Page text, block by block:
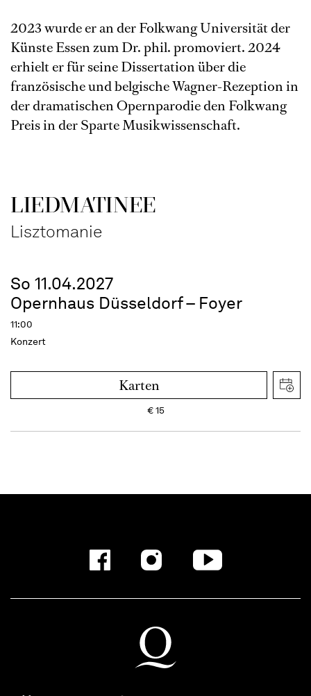
2023 wurde er an der Folkwang Universität der
Künste Essen zum Dr. phil. promoviert. 2024
erhielt er für seine Dissertation über die
französische und belgische Wagner-Rezeption in
der dramatischen Opernparodie den Folkwang
Preis in der Sparte Musikwissenschaft.
LIEDMATINEE
Lisztomanie
So 11.04.2027
Opernhaus Düsseldorf – Foyer
11:00
Konzert
Karten
€15